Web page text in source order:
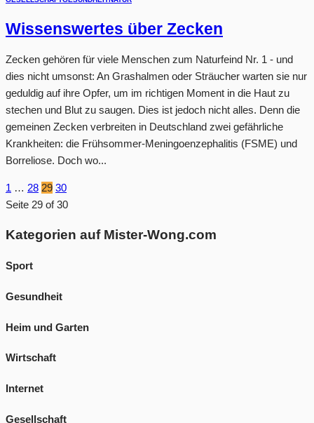
Wissenswertes über Zecken
Zecken gehören für viele Menschen zum Naturfeind Nr. 1 - und
dies nicht umsonst: An Grashalmen oder Sträucher warten sie nur
geduldig auf ihre Opfer, um im richtigen Moment in die Haut zu
stechen und Blut zu saugen. Dies ist jedoch nicht alles. Denn die
gemeinen Zecken verbreiten in Deutschland zwei gefährliche
Krankheiten: die Frühsommer-Meningoenzephalitis (FSME) und
Borreliose. Doch wo...
1 … 28 29 30
Seite 29 of 30
Kategorien auf Mister-Wong.com
Sport
Gesundheit
Heim und Garten
Wirtschaft
Internet
Gesellschaft